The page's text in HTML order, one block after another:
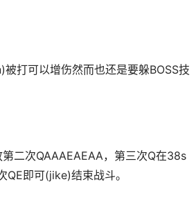
打可以增伤然而也还是要躲BOSS技
二次QAAAEAEAA，第三次Q在38s
即可(jike)结束战斗。